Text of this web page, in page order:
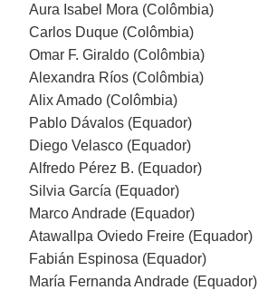
Aura Isabel Mora (Colômbia)
Carlos Duque (Colômbia)
Omar F. Giraldo (Colômbia)
Alexandra Ríos (Colômbia)
Alix Amado (Colômbia)
Pablo Dávalos (Equador)
Diego Velasco (Equador)
Alfredo Pérez B. (Equador)
Silvia García (Equador)
Marco Andrade (Equador)
Atawallpa Oviedo Freire (Equador)
Fabián Espinosa (Equador)
María Fernanda Andrade (Equador)